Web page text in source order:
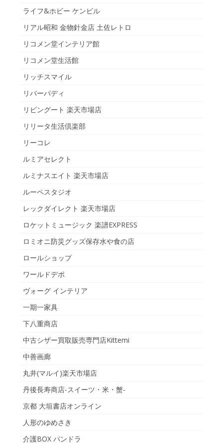
ライフ&ホビー ケンビル
リアル昭和 金物針金店 土佐レトロ
リコメン堂インテリア館
リコメン堂生活館
リッチスマイル
リバーパディ
リビングート 楽天市場店
リリータ生活倶楽部
リーコレ
ルミアセレクト
ルミナスエイト 楽天市場店
ルーペスタジオ
レックダイレクト 楽天市場店
ロケットミュージック 楽譜EXPRESS
ロミオニ防災グッズ保存水や食の店
ロールショップ
ワールドデポ
ヴォーグ インテリア
一期一家具
下八重商店
中古シザー買取販売専門店Kittemi
中善画廊
丸井(マルイ)楽天市場店
丹後長寿商店-スイーツ・米・蟹-
京都 大垣書店オンライン
人形のゆめさき
介護BOX パンドラ